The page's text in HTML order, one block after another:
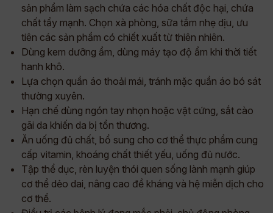
sản phẩm làm sạch chứa các hóa chất độc hại, chứa
chất tẩy mạnh. Chọn xà phòng, sữa tắm nhẹ dịu, ưu
tiên các sản phẩm có chiết xuất từ thiên nhiên.
Dùng kem dưỡng ẩm, dùng máy tạo độ ẩm khi thời tiết
hanh khô.
Lựa chọn quần áo thoải mái, tránh mặc quần áo bó sát
thường xuyên.
Hạn chế dùng ngón tay nhọn hoặc vật cứng, sắt cào
gãi da khiến da bị tổn thương.
Ăn uống đủ chất, bổ sung cho cơ thể thực phẩm cung
cấp vitamin, khoáng chất thiết yếu, uống đủ nước.
Tập thể dục, rèn luyện thói quen sống lành mạnh giúp
cơ thể dẻo dai, nâng cao đề kháng và hệ miễn dịch cho
cơ thể.